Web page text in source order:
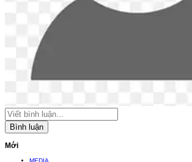
Bình luận
Mới
MEDIA